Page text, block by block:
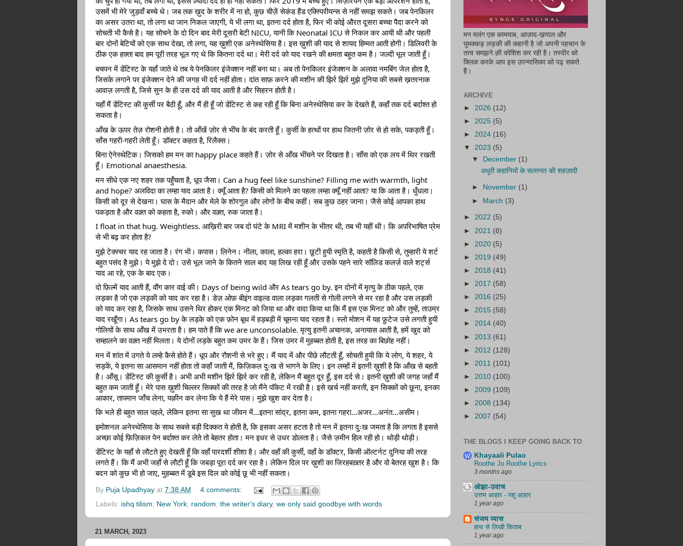
उसमें भी मेरे जुड़वाँ बच्चे थे। जब तक ख़ुद के शरीर में ना हो, कुछ चीज़ें सेकंड हैंड एक्स्पिरीयन्स से नहीं समझ सकते। जब पेनकिलर
का असर उतरा था, तो लगा था जान निकल जाएगी, ये भी लगा था, इतना दर्द होता है, फिर भी कोई औरत दूसरा बच्चा पैदा करने को
सोचती भी कैसे है। यह सोचने के दो दिन बाद मेरी दूसरी बेटी NICU, यानी कि Neonatal ICU से निकल कर आयी थी और पहली
बार दोनों बेटियों को एक साथ देखा, तो लगा, यह ख़ुशी एक अनेस्थेसिया है। इस ख़ुशी की याद से शायद हिम्मत आती होगी। डिलिवरी के
ठीक एक हफ़्ता बाद हम पूरी तरह भूल गए थे कि कितना दर्द था। मेरी दर्द को याद रखने की क्षमता बहुत कम है। जल्दी भूल जाती हूँ।
बचपन में डेंटिस्ट के यहाँ जाते थे तब ये पेनकिलर इंजेक्शन नहीं बना था। अब तो पेनकिलर इंजेक्शन के अलावा नमबिंग जेल होता है,
जिसके लगाने पर इंजेक्शन देने की जगह भी दर्द नहीं होता। दांत साफ़ करने की मशीन की झिर्र झिर्र मुझे दुनिया की सबसे ख़तरनाक
आवाज़ लगती है, जिसे सुन के ही उस दर्द की याद आती है और सिहरन होती है।
यहाँ मैं डेंटिस्ट की कुर्सी पर बैठी हूँ, और मैं ही हूँ जो डेंटिस्ट से कह रही हूँ कि बिना अनेस्थेसिया कर के देखते हैं, कहाँ तक दर्द बर्दाश्त हो
सकता है।
आँख के ऊपर तेज़ रोशनी होती है। तो आँखें ज़ोर से भींच के बंद करती हूँ। कुर्सी के हत्थों पर हाथ जितनी ज़ोर से हो सके, पकड़ती हूँ।
साँस गहरी-गहरी लेती हूँ। डॉक्टर कहता है, रिलैक्स।
बिना ऐनेस्थेटिक। जिसको हम मन का happy place कहते हैं। ज़ोर से आँख भींचने पर दिखता है। साँस को एक लय में थिर रखती
हूँ। Emotional anaesthesia.
मन सीधे एक नए शहर तक पहुँचता है, धूप जैसा। Can a hug feel like sunshine? Filling me with warmth, light
and hope? अलविदा का लम्हा याद आता है। क्यूँ आता है? किसी को मिलने का पहला लम्हा क्यूँ नहीं आता? या कि आता है। धुँधला।
किसी को दूर से देखना। घास के मैदान और मेले के शोरगुल और लोगों के बीच कहीं। सब कुछ ठहर जाना। जैसे कोई आपका हाथ
पकड़ता है और वक़्त को कहता है, रुको। और वक़्त, रुक जाता है।
I float in that hug. Weightless. आख़िरी बार जब दो घंटे के MRI में मशीन के भीतर थी, तब भी यहीं थी। कि अपरिभाषित प्रेम
से भी बढ़ कर होता है?
मुझे टेक्स्चर याद रह जाता है। रंग भी। कपास। लिनेन। नीला, काला, हल्का हरा। छूटी हुयी स्मृति है, कहती है किसी से, तुम्हारी ये शर्ट
बहुत पसंद है मुझे। ये मुझे दे दो। उसे भूल जाने के कितने साल बाद यह लिख रही हूँ और उसके पहने सारे सॉलिड कलर्ज़ वाले शर्ट्स
याद आ रहे, एक के बाद एक।
दो फ़िल्में याद आती हैं, वौंग कार वाई की। Days of being wild और As tears go by. इन दोनों में मृत्यु के ठीक पहले, एक
लड़का है जो एक लड़की को याद कर रहा है। डेज़ ओफ़ बीइंग वाइल्ड वाला लड़का गलती से गोली लगने से मर रहा है और उस लड़की
को याद कर रहा है, जिसके साथ उसने थिर होकर एक मिनट को जिया था और वादा किया था कि मैं इस एक मिनट को और तुम्हें, ताउम्र
याद रखूँगा। As tears go by के लड़के को एक फ़ोन बूथ में हड़बड़ी में चूमना याद रहता है। स्लो मोशन में यह फ़ुटेज उसे लगती हुयी
गोलियों के साथ आँख में उभरता है। हम पाते हैं कि we are unconsolable. मृत्यु इतनी अचानक, अनायास आती है, हमें खुद को
सम्हालने का वक़्त नहीं मिलता। ये दोनों लड़के बहुत कम उमर के हैं। जिस उमर में मुहब्बत होती है, इस तरह का बिछोह नहीं।
मन में शांत में उगते ये लम्हे कैसे होते हैं। धूप और रौशनी से भरे हुए। मैं याद में और पीछे लौटती हूँ, सोचती हुयी कि ये लोग, ये शहर, ये
सड़कें, ये इतना सा आसमान नहीं होता तो कहाँ जाती मैं, फ़िज़िकल दुःख से भागने के लिए। इन लम्हों में इतनी ख़ुशी है कि आँख से बहती
है। आँसू। डेंटिस्ट की कुर्सी है। अभी अभी मशीन झिर्र झिर्र कर रही है, लेकिन मैं बहुत दूर हूँ, इस दर्द से। इतनी ख़ुशी की जगह जहाँ मैं
बहुत कम जाती हूँ। मेरे पास ख़ुशी चिल्लर सिक्कों की तरह है जो मैंने पॉकेट में रखी है। इसे खर्च नहीं करती, इन सिक्कों को छूना, इनका
आकार, तापमान जाँच लेना, यक़ीन कर लेना कि ये हैं मेरे पास। मुझे खुश कर देता है।
कि भले ही बहुत साल पहले, लेकिन इतना सा सुख था जीवन में…इतना सांद्र, इतना कम, इतना गहरा…अजर…अनंत…असीम।
इमोशनल अनेस्थेसिया के साथ सबसे बड़ी दिक्कत ये होती है, कि इसका असर हटता है तो मन में इतना दुःख जमता है कि लगता है इससे
अच्छा कोई फ़िज़िकल पेन बर्दाश्त कर लेते तो बेहतर होता। मन इधर से उधर डोलता है। जैसे ज़मीन हिल रही हो। थोड़ी थोड़ी।
डेंटिस्ट के यहाँ से लौटते हुए देखती हूँ कि वहाँ पारदर्शी शीशा है। और वहाँ की कुर्सी, वहाँ के डॉक्टर, किसी ऑल्टर्नट दुनिया की तरह
लगते हैं। कि मैं अभी जहाँ से लौटी हूँ कि जबड़ा पूरा दर्द कर रहा है। लेकिन दिल पर ख़ुशी का जिरहबख़्तर है और वो बेतरह खुश है। कि
बदन को कुछ भी हो जाए, मुहब्बत में डूबे इस दिल को कोई छू भी नहीं सकता।
By Puja Upadhyay at 7:38 AM
4 comments:
Labels: ishq tilism New York random the writer's diary, we only said goodbye with words
21 MARCH, 2023
मन मलंग एक कामयाब, आज़ाद-ख़याल और
घुमक्कड़ लड़की की कहानी है जो अपनी पहचान के
तत्व समझने क़ी कोशिश कर रही है। तस्वीर को
क्लिक करके आप इस उपन्यासिका को पढ़ सकते
हैं।
ARCHIVE
► 2026 (12)
► 2025 (5)
► 2024 (16)
▼ 2023 (5)
▼
December (1)
अधूरी कहानियों के सल्तनत की शहज़ादी
► November (1)
► March (3)
► 2022 (5)
► 2021 (8)
► 2020 (5)
► 2019 (49)
► 2018 (41)
► 2017 (58)
► 2016 (25)
► 2015 (58)
► 2014 (40)
► 2013 (61)
► 2012 (128)
► 2011 (101)
► 2010 (100)
► 2009 (109)
► 2008 (134)
► 2007 (54)
THE BLOGS I KEEP GOING BACK TO
Khayaali Pulao
Roothe Jo Roothe Lyrics
3 months ago
ओझा-उवाच
उत्तम आहार - पशु आहार
1 year ago
संजय व्यास
हाथ से लिखी किताब
1 year ago